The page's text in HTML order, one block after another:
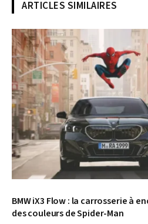
ARTICLES SIMILAIRES
© BMW
BMW iX3 Flow : la carrosserie à
des couleurs de Spider-Man